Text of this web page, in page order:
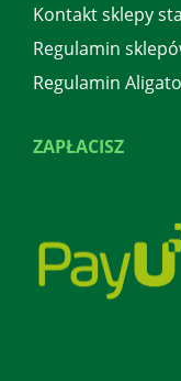
Kontakt sklepy
Regulamin
Regulamin
ZAPŁACISZ